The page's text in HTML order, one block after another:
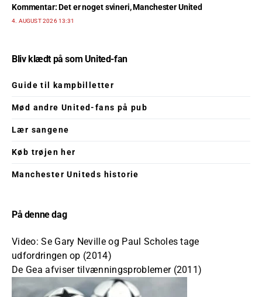
Kommentar: Det er noget svineri, Manchester United
4. AUGUST 2026 13:31
Bliv klædt på som United-fan
Guide til kampbilletter
Mød andre United-fans på pub
Lær sangene
Køb trøjen her
Manchester Uniteds historie
På denne dag
Video: Se Gary Neville og Paul Scholes tage
udfordringen op (2014)
De Gea afviser tilvænningsproblemer (2011)